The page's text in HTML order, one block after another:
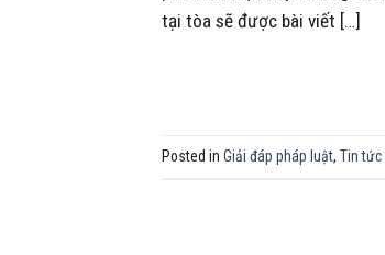
tại tòa sẽ được bài viết […]
Posted in Giải đáp pháp luật, Tin tức